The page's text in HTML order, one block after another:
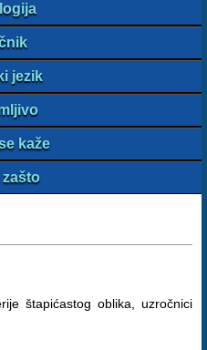
jezik
kaže
zašto
štapićastog oblika, uzročnici